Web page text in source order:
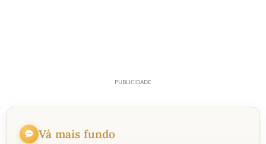
Vá mais fundo